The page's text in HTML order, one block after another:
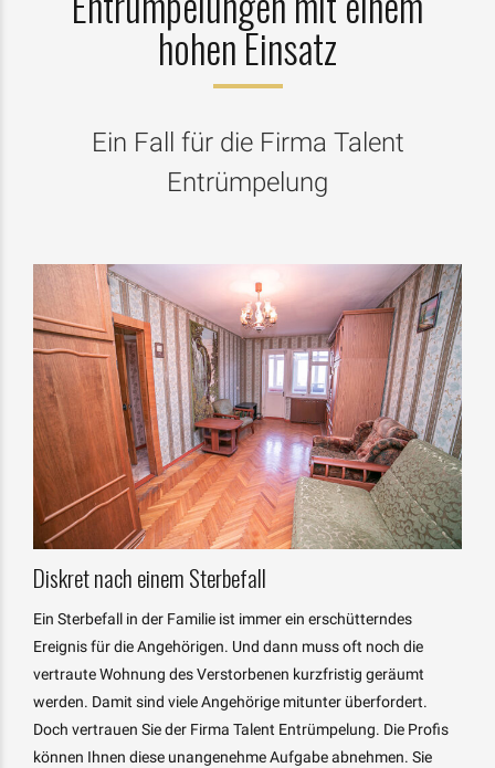
hohen Einsatz
Ein Fall für die Firma Talent
Entrümpelung
Diskret nach einem Sterbefall
Ein Sterbefall in der Familie ist immer ein erschütterndes
Ereignis für die Angehörigen. Und dann muss oft noch die
vertraute Wohnung des Verstorbenen kurzfristig geräumt
werden. Damit sind viele Angehörige mitunter überfordert.
Doch vertrauen Sie der Firma Talent Entrümpelung. Die Profis
können Ihnen diese unangenehme Aufgabe abnehmen. Sie